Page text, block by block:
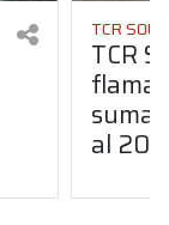
TCR
TCR
suma
al